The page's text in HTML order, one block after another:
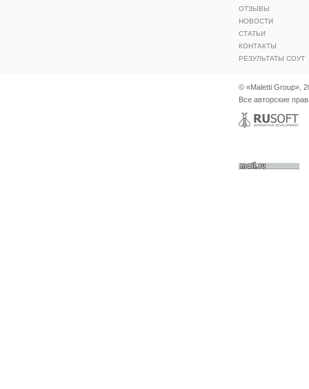
ОТЗЫВЫ
НОВОСТИ
СТАТЬИ
КОНТАКТЫ
РЕЗУЛЬТАТЫ СОУТ
© «Maletti Group»,
Все авторские